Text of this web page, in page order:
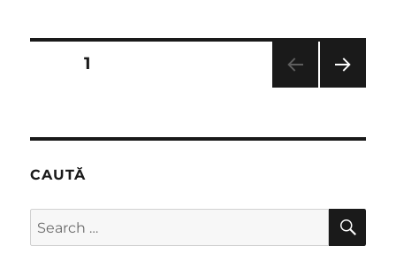
Posts
PAGE1
CAUTĂ
Search
for: